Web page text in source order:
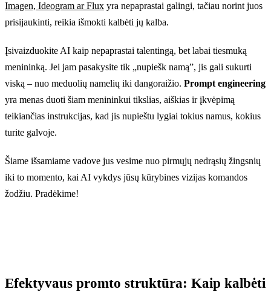
Imagen, Ideogram ar Flux yra nepaprastai galingi, tačiau norint juos
prisijaukinti, reikia išmokti kalbėti jų kalba.
Įsivaizduokite AI kaip nepaprastai talentingą, bet labai tiesmuką
menininką. Jei jam pasakysite tik „nupiešk namą”, jis gali sukurti
viską – nuo meduolių namelių iki dangoraižio. Prompt engineering
yra menas duoti šiam menininkui tikslias, aiškias ir įkvėpimą
teikiančias instrukcijas, kad jis nupieštu lygiai tokius namus, kokius
turite galvoje.
Šiame išsamiame vadove jus vesime nuo pirmųjų nedrąsių žingsnių
iki to momento, kai AI vykdys jūsų kūrybines vizijas komandos
žodžiu. Pradėkime!
Efektyvaus promto struktūra: Kaip kalbėti